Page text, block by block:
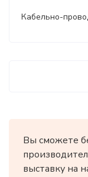
Кабельно-
Вы сможете
выставку на